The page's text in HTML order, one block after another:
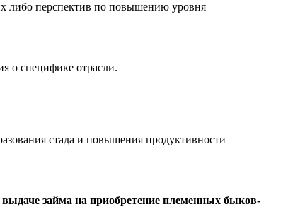
либо перспектив по повышению уровня
о специфике отрасли.
стада и повышения продуктивности
займа на приобретение племенных быков-